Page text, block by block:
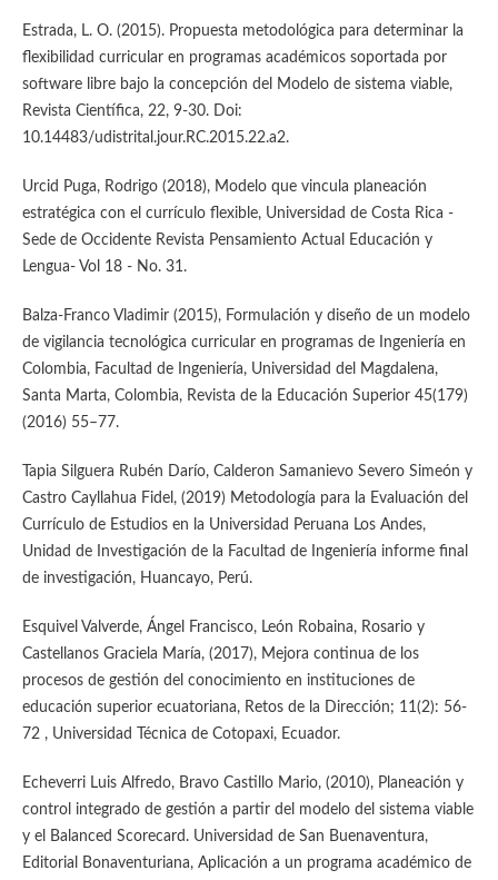
Estrada, L. O. (2015). Propuesta metodológica para determinar la
flexibilidad curricular en programas académicos soportada por
software libre bajo la concepción del Modelo de sistema viable,
Revista Científica, 22, 9-30. Doi:
10.14483/udistrital.jour.RC.2015.22.a2.
Urcid Puga, Rodrigo (2018), Modelo que vincula planeación
estratégica con el currículo flexible, Universidad de Costa Rica -
Sede de Occidente Revista Pensamiento Actual Educación y
Lengua- Vol 18 - No. 31.
Balza-Franco Vladimir (2015), Formulación y diseño de un modelo
de vigilancia tecnológica curricular en programas de Ingeniería en
Colombia, Facultad de Ingeniería, Universidad del Magdalena,
Santa Marta, Colombia, Revista de la Educación Superior 45(179)
(2016) 55–77.
Tapia Silguera Rubén Darío, Calderon Samanievo Severo Simeón y
Castro Cayllahua Fidel, (2019) Metodología para la Evaluación del
Currículo de Estudios en la Universidad Peruana Los Andes,
Unidad de Investigación de la Facultad de Ingeniería informe final
de investigación, Huancayo, Perú.
Esquivel Valverde, Ángel Francisco, León Robaina, Rosario y
Castellanos Graciela María, (2017), Mejora continua de los
procesos de gestión del conocimiento en instituciones de
educación superior ecuatoriana, Retos de la Dirección; 11(2): 56-
72 , Universidad Técnica de Cotopaxi, Ecuador.
Echeverri Luis Alfredo, Bravo Castillo Mario, (2010), Planeación y
control integrado de gestión a partir del modelo del sistema viable
y el Balanced Scorecard. Universidad de San Buenaventura,
Editorial Bonaventuriana, Aplicación a un programa académico de